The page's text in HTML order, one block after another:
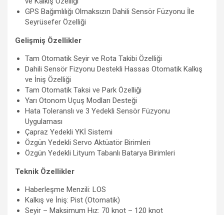
GPS Bağımlılığı Olmaksızın Dahili Sensör Füzyonu İle
Seyrüsefer Özelliği
Gelişmiş Özellikler
Tam Otomatik Seyir ve Rota Takibi Özelliği
Dahili Sensör Fizyonu Destekli Hassas Otomatik Kalkış
ve İniş Özelliği
Tam Otomatik Taksi ve Park Özelliği
Yarı Otonom Uçuş Modları Desteği
Hata Toleranslı ve 3 Yedekli Sensör Füzyonu
Uygulaması
Çapraz Yedekli YKİ Sistemi
Özgün Yedekli Servo Aktüatör Birimleri
Özgün Yedekli Lityum Tabanlı Batarya Birimleri
Teknik Özellikler
Haberleşme Menzili: LOS
Kalkış ve İniş: Pist (Otomatik)
Seyir – Maksimum Hız: 70 knot – 120 knot